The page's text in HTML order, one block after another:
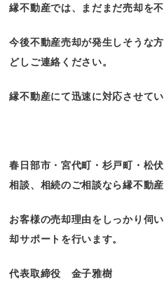
縁不動産では、まだまだ売却を
今後不動産売却が発生しそうな
どしご連絡ください。
縁不動産にて迅速に対応させてい
春日部市・宮代町・杉戸町・松
相談、相続のご相談なら縁不動
お客様の売却理由をしっかり伺
却サポートを行います。
代表取締役 金子雅樹